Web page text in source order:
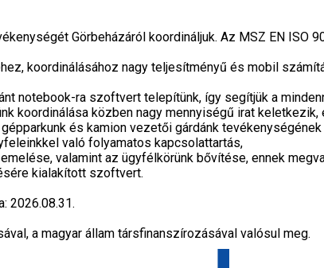
Görbeházáról koordináljuk. Az MSZ EN ISO
koordinálásához nagy teljesítményű és mobil
notebook-ra szoftvert telepítünk, így segítjük a
koordinálása közben nagy mennyiségű irat
és kamion vezetői gárdánk
való folyamatos kapcsolattartás,
valamint az ügyfélkörünk bővítése, ennek
kialakított szoftvert.
2026.08.31.
a magyar állam társfinanszírozásával valósul meg.